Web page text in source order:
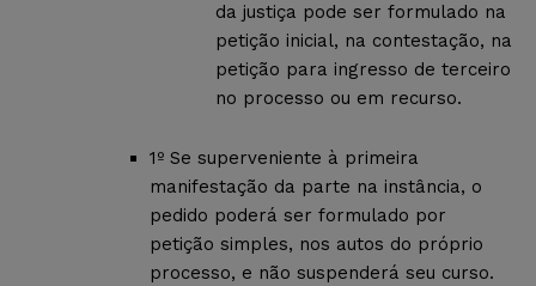
da justiça pode ser formulado na
petição inicial, na contestação, na
petição para ingresso de terceiro
no processo ou em recurso.
1º Se superveniente à primeira
manifestação da parte na instância, o
pedido poderá ser formulado por
petição simples, nos autos do próprio
processo, e não suspenderá seu curso.